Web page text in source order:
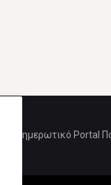
Ενημερωτικό Portal